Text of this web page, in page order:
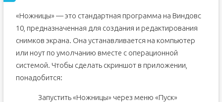
«Ножницы» — это стандартная программа на Виндовс
10, предназначенная для создания и редактирования
снимков экрана. Она устанавливается на компьютер
или ноут по умолчанию вместе с операционной
системой. Чтобы сделать скриншот в приложении,
понадобится:
Запустить «Ножницы» через меню «Пуск»